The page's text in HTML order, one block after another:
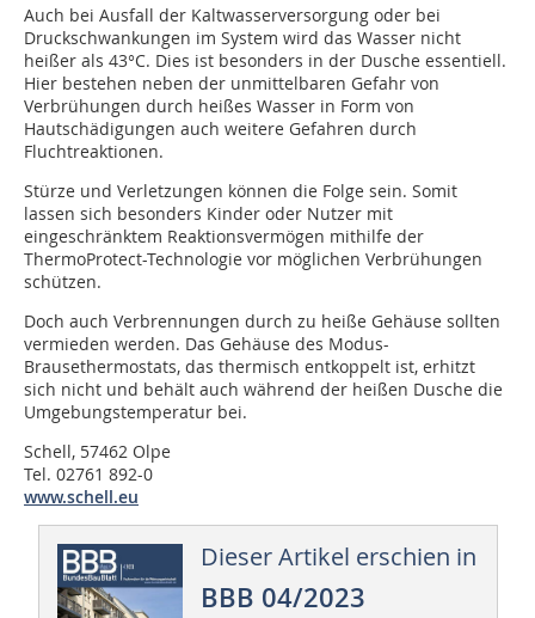
Auch bei Ausfall der Kaltwasserversorgung oder bei
Druckschwankungen im System wird das Wasser nicht
heißer als 43°C. Dies ist besonders in der Dusche essentiell.
Hier bestehen neben der unmittelbaren Gefahr von
Verbrühungen durch heißes Wasser in Form von
Hautschädigungen auch weitere Gefahren durch
Fluchtreaktionen.
Stürze und Verletzungen können die Folge sein. Somit
lassen sich besonders Kinder oder Nutzer mit
eingeschränktem Reaktionsvermögen mithilfe der
ThermoProtect-Technologie vor möglichen Verbrühungen
schützen.
Doch auch Verbrennungen durch zu heiße Gehäuse sollten
vermieden werden. Das Gehäuse des Modus-
Brausethermostats, das thermisch entkoppelt ist, erhitzt
sich nicht und behält auch während der heißen Dusche die
Umgebungstemperatur bei.
Schell, 57462 Olpe
Tel. 02761 892-0
www.schell.eu
Dieser Artikel erschien in
BBB 04/2023